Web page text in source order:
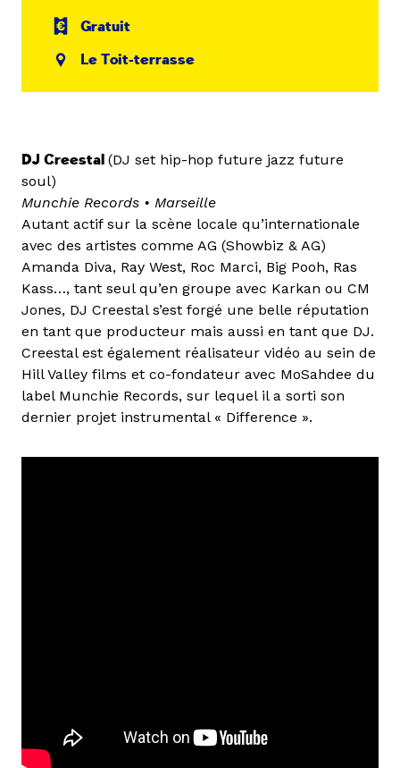
Gratuit
Le Toit-terrasse
DJ Creestal (DJ set hip-hop future jazz future
soul)
Munchie Records • Marseille
Autant actif sur la scène locale qu’internationale
avec des artistes comme AG (Showbiz & AG)
Amanda Diva, Ray West, Roc Marci, Big Pooh, Ras
Kass…, tant seul qu’en groupe avec Karkan ou CM
Jones, DJ Creestal s’est forgé une belle réputation
en tant que producteur mais aussi en tant que DJ.
Creestal est également réalisateur vidéo au sein de
Hill Valley films et co-fondateur avec MoSahdee du
label Munchie Records, sur lequel il a sorti son
dernier projet instrumental « Difference ».